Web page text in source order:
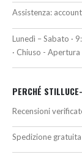
Assistenza:
Lunedì – Sabato ·
· Chiuso -
PERCHÉ
Recensioni
Spedizione